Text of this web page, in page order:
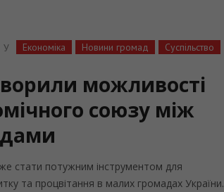
У Економіка Новини громад Суспільство
можливості
союзу між
стати потужним інструментом для
та процвітання в малих громадах України.